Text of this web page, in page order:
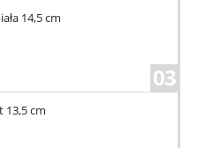
14,5 cm
03
13,5 cm